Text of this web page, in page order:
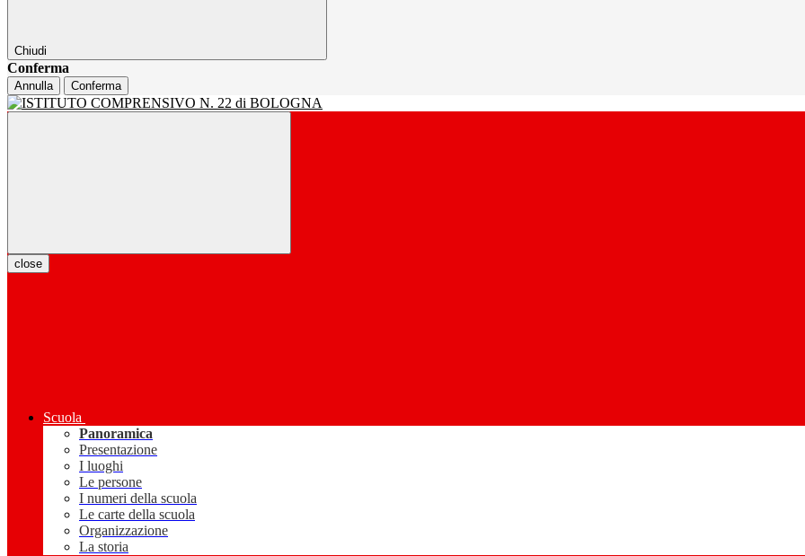
Chiudi
Conferma
Annulla Conferma
close
Scuola
Panoramica
Presentazione
I luoghi
Le persone
I numeri della scuola
Le carte della scuola
Organizzazione
La storia